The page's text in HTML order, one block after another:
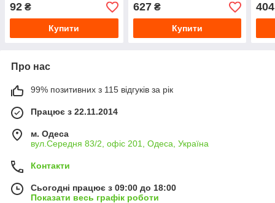
92 ₴
Купити
627₴
Купити
404
Про нас
99% позитивних з 115 відгуків за рік
Працює з 22.11.2014
м. Одеса
вул.Середня 83/2, офіс 201, Одеса, Україна
Контакти
Сьогодні працює з 09:00 до 18:00
Показати весь графік роботи